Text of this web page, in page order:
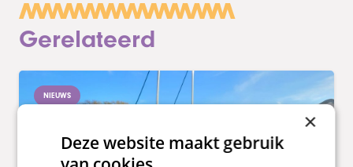
Gerelateerd
NIEUWS
×
Deze website maakt gebruik